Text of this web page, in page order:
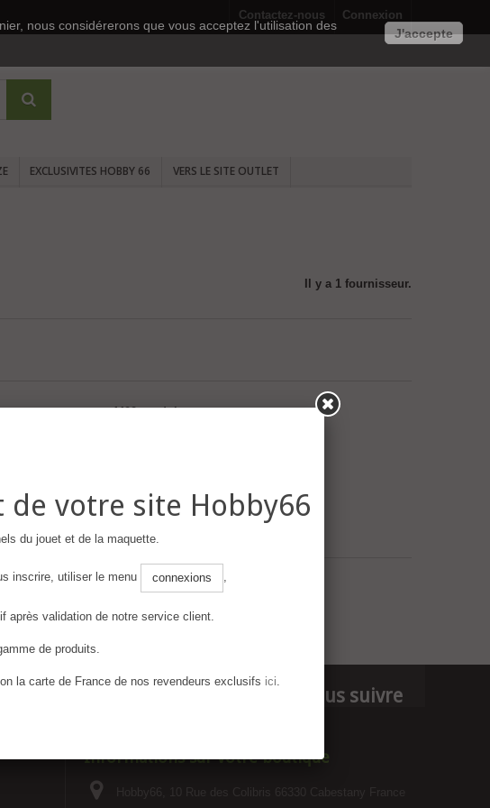
Connexion
Contactez-nous
EXCLUSIVITES HOBBY 66 VERS LE SITE OUTLET
Il y a 1 fournisseur.
4400 produits
Nous suivre
Informations sur votre boutique
nous considérerons que vous acceptez l'utilisation des
J'accepte
votre site Hobby66
du jouet et de la maquette.
inscrire, utiliser le menu connexions ,
après validation de notre service client.
de produits.
la carte de France de nos revendeurs exclusifs ici.